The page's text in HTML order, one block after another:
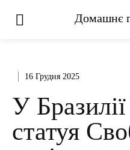
Домашнє
16 Грудня 2025
У
статуя